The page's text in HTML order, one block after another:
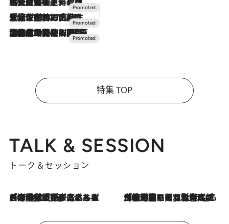
2026.7.17
「土佐和ハーブかき氷」がOMO7高知に登場！生姜、山椒、大葉など目にも舌にも涼を呼ぶ郷土の味
2026.7.10
NEW OPEN！【界 草津】名湯の地に誕生。趣の異なる2種の温泉と上州ならではの会席・蕎麦割烹など美食を味わう究極の癒やし旅
特集 TOP
TALK & SESSION
トーク＆セッション
2026.8.3
「今後値上げがあるとすれば…」「リスクがあるのは今年の冬」エネルギー専門家が語る、ホルムズ海峡封鎖が家庭にもたらす“ある心配” 2026.8.3
「住宅建てられない…」「サーチャージ料の高値が続いている」ホルムズ海峡封鎖による影響はいつまで続く？《エネルギー専門家に聞く“どうなる日本の暮らし”》